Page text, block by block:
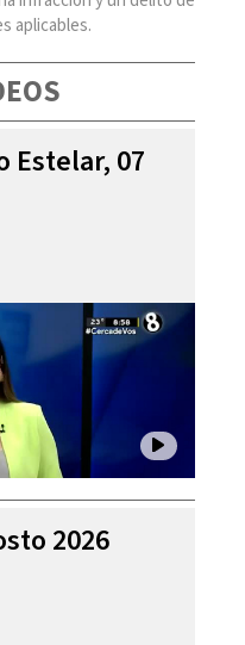
aplicables.
Estelar, 07
2026